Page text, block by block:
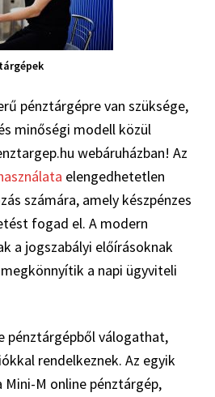
pénztárgépre van szüksége,
minőségi modell közül
webáruházban! Az
elengedhetetlen
számára, amely készpénzes
fogad el. A modern
a jogszabályi előírásoknak
a napi ügyviteli
pénztárgépből válogathat,
rendelkeznek. Az egyik
Mini-M online pénztárgép,